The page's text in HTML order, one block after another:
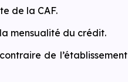
de la CAF.
mensualité du crédit.
de l’établissement